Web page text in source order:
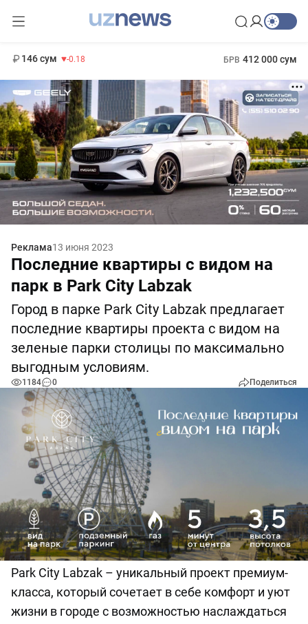
146 сум -0.18 БРВ 412 000 сум
Реклама13 июня 2023
Последние квартиры с видом на
парк в Park City Labzak
Город в парке Park City Labzak предлагает
последние квартиры проекта с видом на
зеленые парки столицы по максимально
выгодным условиям.
1184 0 Поделиться
Park City Labzak – уникальный проект премиум-
класса, который сочетает в себе комфорт и уют
жизни в городе с возможностью наслаждаться